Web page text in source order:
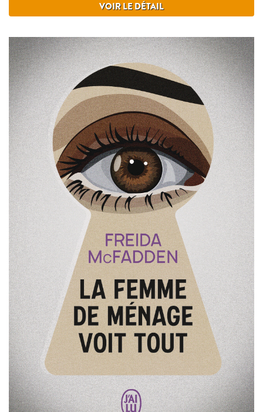
VOIR LE DÉTAIL